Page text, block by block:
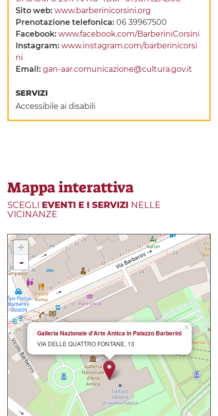
Sito web:www.barberinicorsini.org
Prenotazione telefonica:06 39967500
Facebook:www.facebook.com/BarberiniCorsini
Instagram:www.instagram.com/barberinicorsi
ni
Email:gan-aar.comunicazione@cultura.gov.it
SERVIZI
Accessibile ai disabili
Mappa interattiva
SCEGLI EVENTI E I SERVIZI NELLE
VICINANZE
×
Galleria Nazionale d'Arte Antica in Palazzo Barberini
VIA DELLE QUATTRO FONTANE, 13
+
-